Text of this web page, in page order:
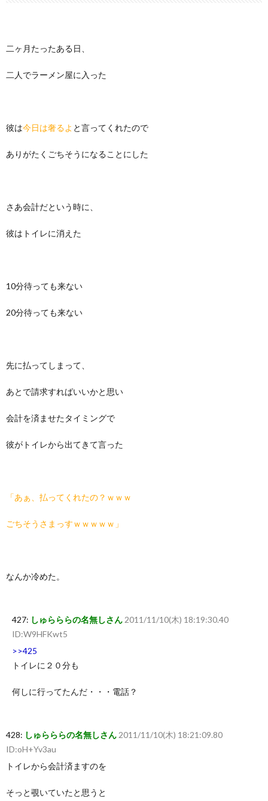
二ヶ月たったある日、
二人でラーメン屋に入った
彼は今日は奢るよ と言ってくれたので
ありがたくごちそうになることにした
さあ会計だという時に、
彼はトイレに消えた
10分待っても来ない
20分待っても来ない
先に払ってしまって、
あとで請求すればいいかと思い
会計を済ませたタイミングで
彼がトイレから出てきて言った
「あぁ、払ってくれたの？ｗｗｗ
ごちそうさまっすｗｗｗｗｗ」
なんか冷めた。
427: しゅらららの名無しさん 2011/11/10(木) 18:19:30.40
ID:W9HFKwt5
>>425
トイレに２０分も
何しに行ってたんだ・・・電話？
428: しゅらららの名無しさん 2011/11/10(木) 18:21:09.80
ID:oH+Yv3au
トイレから会計済ますのを
そっと覗いていたと思うと